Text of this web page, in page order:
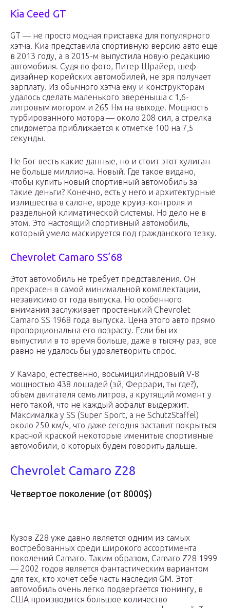
Kia Ceed GT
GT — не просто модная приставка для популярного
хэтча. Киа представила спортивную версию авто еще
в 2013 году, а в 2015-м выпустила новую редакцию
автомобиля. Судя по фото, Питер Шрайер, шеф-
дизайнер корейских автомобилей, не зря получает
зарплату. Из обычного хэтча ему и конструкторам
удалось сделать маленького звереныша с 1,6-
литровым мотором и 265 Нм на выходе. Мощность
турбированного мотора — около 208 сил, а стрелка
спидометра приближается к отметке 100 на 7,5
секунды.
Не Бог весть какие данные, но и стоит этот хулиган
не больше миллиона. Новый! Где такое видано,
чтобы купить новый спортивный автомобиль за
такие деньги? Конечно, есть у него и архитектурные
излишества в салоне, вроде круиз-контроля и
раздельной климатической системы. Но дело не в
этом. Это настоящий спортивный автомобиль,
который умело маскируется под гражданского тезку.
Chevrolet Camaro SS’68
Этот автомобиль не требует представления. Он
прекрасен в самой минимальной комплектации,
независимо от года выпуска. Но особенного
внимания заслуживает простенький Chevrolet
Camaro SS 1968 года выпуска. Цена этого авто прямо
пропорциональна его возрасту. Если бы их
выпустили в то время больше, даже в тысячу раз, все
равно не удалось бы удовлетворить спрос.
У Камаро, естественно, восьмицилиндровый V-8
мощностью 438 лошадей (эй, Феррари, ты где?),
объем двигателя семь литров, а крутящий момент у
него такой, что не каждый асфальт выдержит.
Максималка у SS (Super Sport, а не SchutzStaffel)
около 250 км/ч, что даже сегодня заставит покрыться
красной краской некоторые именитые спортивные
автомобили, о которых будем говорить дальше.
Chevrolet Camaro Z28
Четвертое поколение (от 8000$)
Кузов Z28 уже давно является одним из самых
востребованных среди широкого ассортимента
поколений Camaro. Таким образом, Camaro Z28 1999
— 2002 годов является фантастическим вариантом
для тех, кто хочет себе часть наследия GM. Этот
автомобиль очень легко подвергается тюнингу, в
США производится большое количество